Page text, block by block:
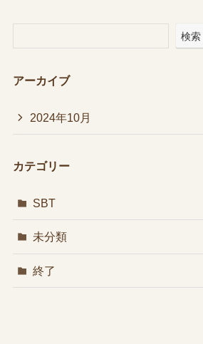
検索
アーカイブ
2024年10月
カテゴリー
SBT
未分類
終了